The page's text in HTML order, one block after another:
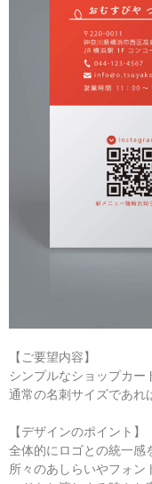
【ご要望内容】
シンプルなショップカー
通常の名刺サイズであれ
【デザインのポイント】
全体的にロゴとの統一感
所々のあしらいやフォン